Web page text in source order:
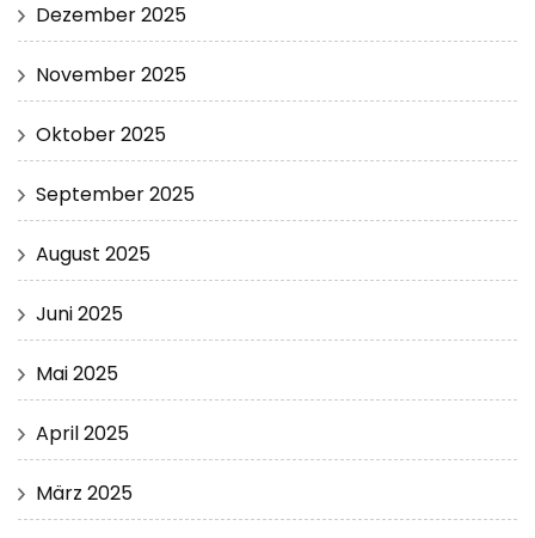
Dezember 2025
November 2025
Oktober 2025
September 2025
August 2025
Juni 2025
Mai 2025
April 2025
März 2025